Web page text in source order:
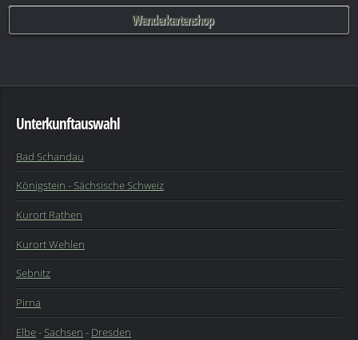
Wanderkartenshop
Unterkunftauswahl
Bad Schandau
Königstein - Sächsische Schweiz
Kurort Rathen
Kurort Wehlen
Sebnitz
Pirna
Elbe-Sachsen - Dresden